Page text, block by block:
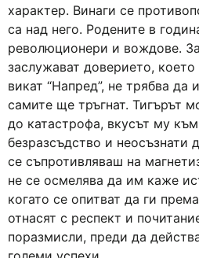
характер. Винаги се
са над него. Родените в
революционери и вождове.
заслужават доверието,
викат “Напред”, не трябва да
самите ще тръгнат. Тигърът
до катастрофа, вкусът му
безразсъдство и неосъзнати
се съпротивляваш на
не се осмелява да им каже
когато се опитват да ги
отнасят с респект и
поразмисли, преди да